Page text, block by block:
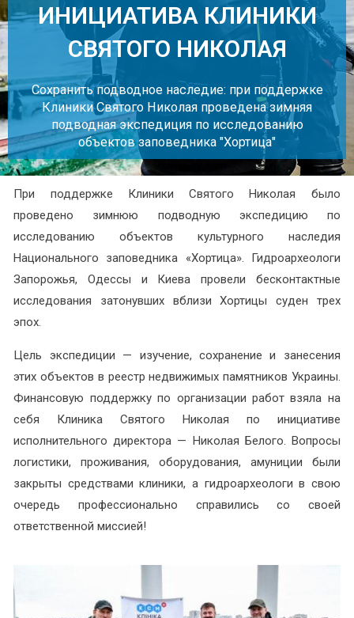
ИНИЦИАТИВА КЛИНИКИ
СВЯТОГО НИКОЛАЯ
Сохранить подводное наследие: при поддержке
Клиники Святого Николая проведена зимняя
подводная экспедиция по исследованию
объектов заповедника "Хортица"
При поддержке Клиники Святого Николая было
проведено зимнюю подводную экспедицию по
исследованию объектов культурного наследия
Национального заповедника «Хортица». Гидроархеологи
Запорожья, Одессы и Киева провели бесконтактные
исследования затонувших вблизи Хортицы суден трех
эпох.
Цель экспедиции — изучение, сохранение и занесения
этих объектов в реестр недвижимых памятников Украины.
Финансовую поддержку по организации работ взяла на
себя Клиника Святого Николая по инициативе
исполнительного директора — Николая Белого. Вопросы
логистики, проживания, оборудования, амуниции были
закрыты средствами клиники, а гидроархеологи в свою
очередь профессионально справились со своей
ответственной миссией!